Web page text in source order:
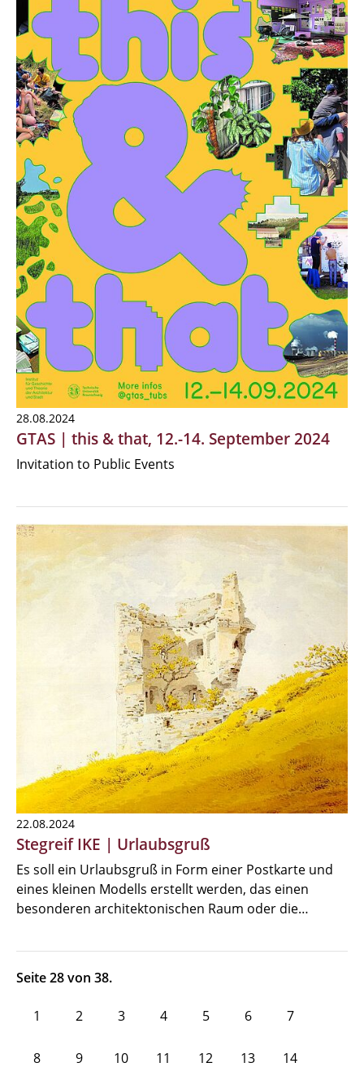
28.08.2024
GTAS | this & that, 12.-14. September 2024
Invitation to Public Events
22.08.2024
Stegreif IKE | Urlaubsgruß
Es soll ein Urlaubsgruß in Form einer Postkarte und
eines kleinen Modells erstellt werden, das einen
besonderen architektonischen Raum oder die…
Seite 28 von 38.
1 2 3 4 5 6 7
8 9 10 11 12 13 14